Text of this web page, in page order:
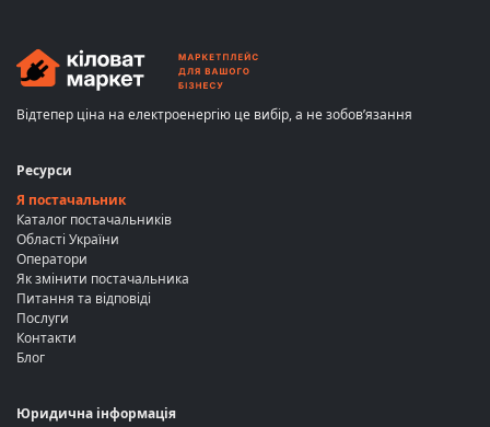
Відтепер ціна на електроенергію це вибір, а не зобов’язання
Ресурси
Я постачальник
Каталог постачальників
Області України
Оператори
Як змінити постачальника
Питання та відповіді
Послуги
Контакти
Блог
Юридична інформація